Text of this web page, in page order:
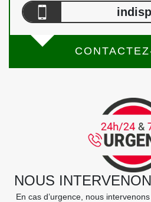
NOUS
En cas d’urgence, nous